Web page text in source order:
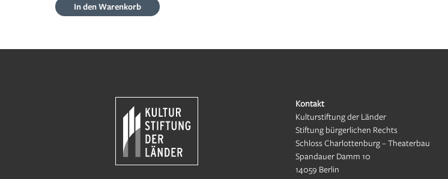
In den Warenkorb
Kontakt
Kulturstiftung der Länder
Stiftung bürgerlichen Rechts
Schloss Charlottenburg – Theaterbau
Spandauer Damm 10
14059 Berlin